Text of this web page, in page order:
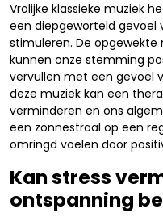
Vrolijke klassieke muziek
een diepgeworteld gevoel
stimuleren. De
kunnen onze stemming
vervullen met een gevoel
deze muziek kan een
verminderen en ons
een zonnestraal op een
omringd voelen door
Kan stress
ontspanning